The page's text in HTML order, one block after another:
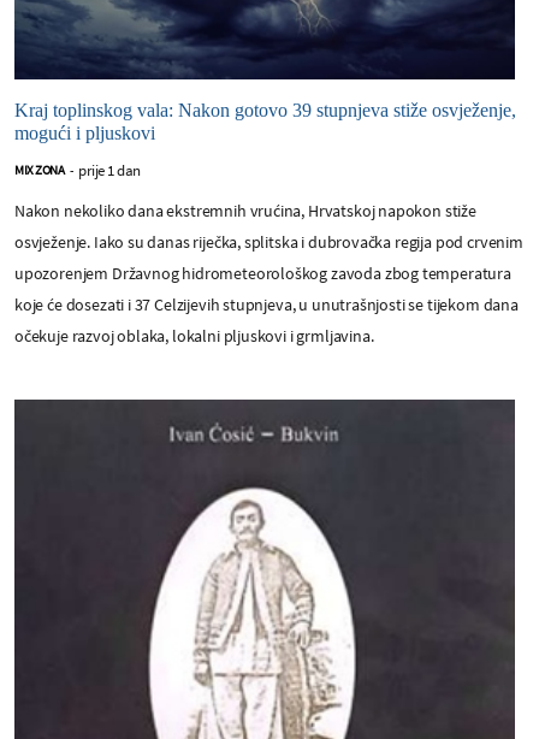
Kraj toplinskog vala: Nakon gotovo 39 stupnjeva stiže osvježenje,
mogući i pljuskovi
MIX ZONA - prije 1 dan
Nakon nekoliko dana ekstremnih vrućina, Hrvatskoj napokon stiže
osvježenje. Iako su danas riječka, splitska i dubrovačka regija pod crvenim
upozorenjem Državnog hidrometeorološkog zavoda zbog temperatura
koje će dosezati i 37 Celzijevih stupnjeva, u unutrašnjosti se tijekom dana
očekuje razvoj oblaka, lokalni pljuskovi i grmljavina.